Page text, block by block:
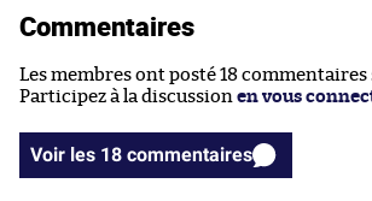
Commentaires
Les membres ont posté 18
Participez à la discussion en vous
Voir les 18 commentaires